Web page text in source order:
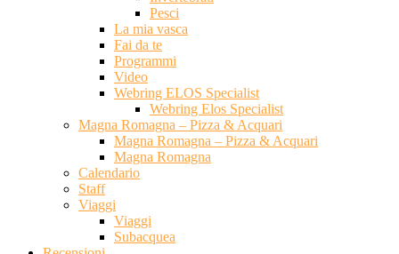
Pesci
La mia vasca
Fai da te
Programmi
Video
Webring ELOS Specialist
Webring Elos Specialist
Magna Romagna – Pizza & Acquari
Magna Romagna – Pizza & Acquari
Magna Romagna
Calendario
Staff
Viaggi
Viaggi
Subacquea